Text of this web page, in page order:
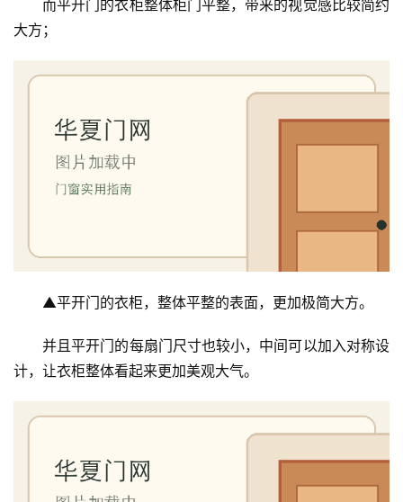
生
安
而平开门的衣柜整体柜门平整，带来的视觉感比较简约
大方；
▲平开门的衣柜，整体平整的表面，更加极简大方。
并且平开门的每扇门尺寸也较小，中间可以加入对称设
计，让衣柜整体看起来更加美观大气。